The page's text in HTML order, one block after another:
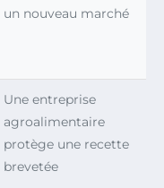
un nouveau marché
Une entreprise
agroalimentaire
protège une recette
brevetée